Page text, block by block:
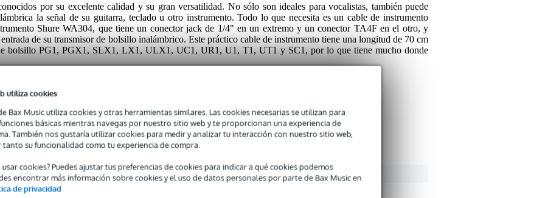
utiliza cookies
Bax Music utiliza cookies y otras herramientas similares. Las cookies necesarias se utilizan para
básicas mientras navegas por nuestro sitio web y te proporcionan una experiencia de
También nos gustaría utilizar cookies para medir y analizar tu interacción con nuestro sitio web,
tanto su funcionalidad como tu experiencia de compra.
usar cookies? Puedes ajustar tus preferencias de cookies para indicar a qué cookies podemos
encontrar más información sobre cookies y el uso de datos personales por parte de Bax Music en
de privacidad
por su excelente calidad y su gran versatilidad. No sólo son ideales para vocalistas, también puede
la señal de su guitarra, teclado u otro instrumento. Todo lo que necesita es un cable de instrumento
Shure WA304, que tiene un conector jack de 1/4" en un extremo y un conector TA4F en el otro, y
de su transmisor de bolsillo inalámbrico. Este práctico cable de instrumento tiene una longitud de 70 cm
bolsillo PG1, PGX1, SLX1, LX1, ULX1, UC1, UR1, U1, T1, UT1 y SC1, por lo que tiene mucho donde
cm
de línea/instrumento